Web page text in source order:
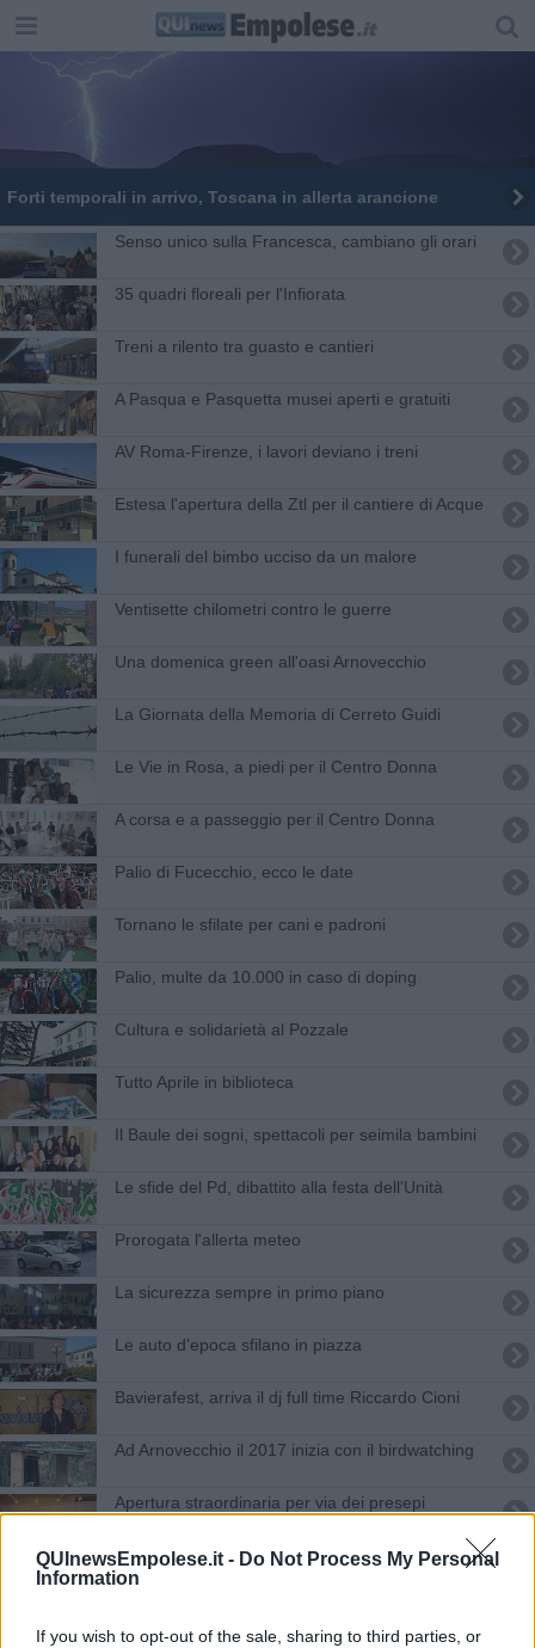
QUInewsEmpolese.it - Do Not Process My Personal
Information
If you wish to opt-out of the sale, sharing to third parties, or
Forti temporali in arrivo, Toscana in allerta arancione
Senso unico sulla Francesca, cambiano gli orari
35 quadri floreali per l'Infiorata
Treni a rilento tra guasto e cantieri
A Pasqua e Pasquetta musei aperti e gratuiti
AV Roma-Firenze, i lavori deviano i treni
Estesa l'apertura della Ztl per il cantiere di Acque
I funerali del bimbo ucciso da un malore
Ventisette chilometri contro le guerre
Una domenica green all'oasi Arnovecchio
La Giornata della Memoria di Cerreto Guidi
Le Vie in Rosa, a piedi per il Centro Donna
A corsa e a passeggio per il Centro Donna
Palio di Fucecchio, ecco le date
Tornano le sfilate per cani e padroni
Palio, multe da 10.000 in caso di doping
Cultura e solidarietà al Pozzale
Tutto Aprile in biblioteca
Il Baule dei sogni, spettacoli per seimila bambini
Le sfide del Pd, dibattito alla festa dell'Unità
Prorogata l'allerta meteo
La sicurezza sempre in primo piano
Le auto d'epoca sfilano in piazza
Bavierafest, arriva il dj full time Riccardo Cioni
Ad Arnovecchio il 2017 inizia con il birdwatching
Apertura straordinaria per via dei presepi
Grave dopo la caduta da cavallo